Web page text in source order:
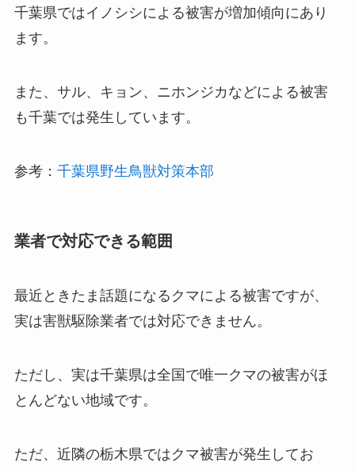
千葉県ではイノシシによる被害が増加傾向にあり
ます。
また、サル、キョン、ニホンジカなどによる被害
も千葉では発生しています。
参考： 千葉県野生鳥獣対策本部
業者で対応できる範囲
最近ときたま話題になるクマによる被害ですが、
実は害獣駆除業者では対応できません。
ただし、実は千葉県は全国で唯一クマの被害がほ
とんどない地域です。
ただ、近隣の栃木県ではクマ被害が発生してお